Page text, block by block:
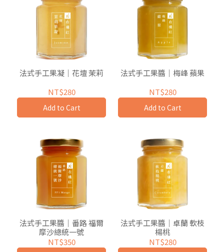
法式手工果凝｜花壇 茉莉
NT$280
Add to Cart
法式手工果醬｜梅峰 蘋果
NT$280
Add to Cart
法式手工果醬｜番路 福爾
摩沙總統一號
NT$350
法式手工果醬｜卓蘭 軟枝
楊桃
NT$280